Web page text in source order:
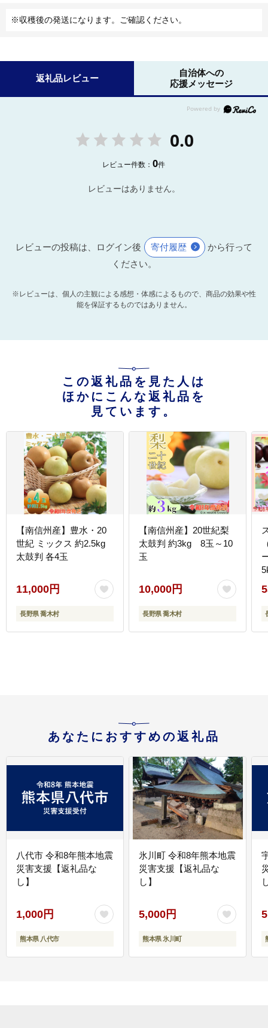
※収穫後の発送になります。ご確認ください。
返礼品レビュー
自治体への
応援メッセージ
0.0
レビュー件数：0件
レビューはありません。
レビューの投稿は、ログイン後 寄付履歴
から行って
ください。
※レビューは、個人の主観による感想・体感によるもので、商品の効果や性
能を保証するものではありません。
この返礼品を見た人は
ほかにこんな返礼品を
見ています。
【南信州産】豊水・20
世紀 ミックス 約2.5kg
太鼓判 各4玉
11,000円
長野県 喬木村
【南信州産】20世紀梨
太鼓判 約3kg 8玉～10
玉
10,000円
長野県 喬木村
あなたにおすすめの返礼品
八代市 令和8年熊本地震
災害支援【返礼品な
し】
1,000円
熊本県 八代市
氷川町 令和8年熊本地震
災害支援【返礼品な
し】
5,000円
熊本県 氷川町